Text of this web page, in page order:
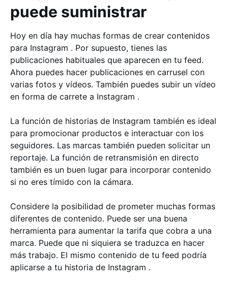
puede suministrar
Hoy en día hay muchas formas de crear contenidos
para Instagram . Por supuesto, tienes las
publicaciones habituales que aparecen en tu feed.
Ahora puedes hacer publicaciones en carrusel con
varias fotos y vídeos. También puedes subir un vídeo
en forma de carrete a Instagram .
La función de historias de Instagram también es ideal
para promocionar productos e interactuar con los
seguidores. Las marcas también pueden solicitar un
reportaje. La función de retransmisión en directo
también es un buen lugar para incorporar contenido
si no eres tímido con la cámara.
Considere la posibilidad de prometer muchas formas
diferentes de contenido. Puede ser una buena
herramienta para aumentar la tarifa que cobra a una
marca. Puede que ni siquiera se traduzca en hacer
más trabajo. El mismo contenido de tu feed podría
aplicarse a tu historia de Instagram .